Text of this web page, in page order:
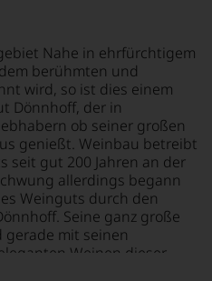
Nahe in ehrfürchtigem
berühmten und
wird, so ist dies einem
Dönnhoff, der in
ob seiner großen
genießt. Weinbau betreibt
seit gut 200 Jahren an der
allerdings begann
Weinguts durch den
Seine ganz große
gerade mit seinen
Weinen dieser
Nacht bekannt und